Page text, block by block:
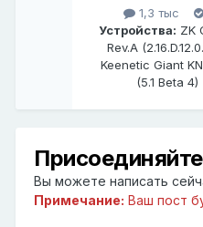
1,3 тыс
Устройства: ZK
Rev.A
Keenetic Giant
(5.1 Beta 4)
Вы можете написать
Примечание: Ваш пост